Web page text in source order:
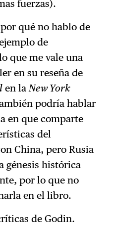
fuerzas).
qué no hablo de
de
que me vale una
en su reseña de
en laNew York
podría hablar
en que comparte
del
China, pero Rusia
génesis histórica
por lo que no
en el libro.
de Godin.